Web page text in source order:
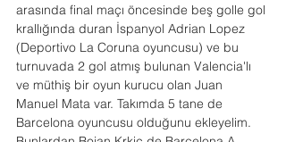
arasında final maçı öncesinde beş golle gol
krallığında duran İspanyol Adrian Lopez
(Deportivo La Coruna oyuncusu) ve bu
turnuvada 2 gol atmış bulunan Valencia'lı
ve müthiş bir oyun kurucu olan Juan
Manuel Mata var. Takımda 5 tane de
Barcelona oyuncusu olduğunu ekleyelim.